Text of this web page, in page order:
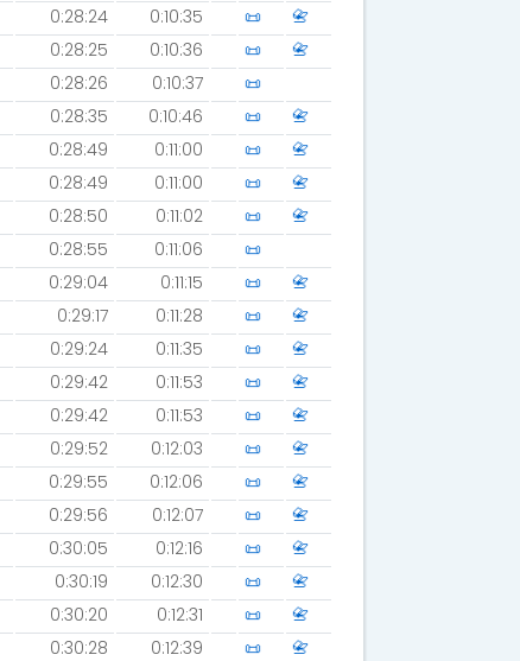
0:28:24 0:10:35 📜
📇
0:28:25 0:10:36 📜
📇
0:28:26 0:10:37
📜
0:28:35 0:10:46 📜
📇
0:28:49 0:11:00 📜
📇
0:28:49 0:11:00 📜
📇
0:28:50 0:11:02 📜
📇
0:28:55 0:11:06
📜
0:29:04 0:11:15 📜
📇
0:29:17 0:11:28 📜
📇
0:29:24 0:11:35 📜
📇
0:29:42 0:11:53 📜
📇
0:29:42 0:11:53 📜
📇
0:29:52 0:12:03 📜
📇
0:29:55 0:12:06 📜
📇
0:29:56 0:12:07 📜
📇
0:30:05 0:12:16 📜
📇
0:30:19 0:12:30 📜
📇
0:30:20 0:12:31 📜
📇
0:30:28 0:12:39 📜
📇